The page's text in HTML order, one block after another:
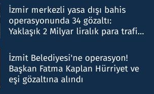
İzmir merkezli yasa dışı bahis
operasyonunda 34 gözaltı:
Yaklaşık 2 Milyar liralık para trafiği
İzmit Belediyesi'ne operasyon!
Başkan Fatma Kaplan Hürriyet ve
eşi gözaltına alındı